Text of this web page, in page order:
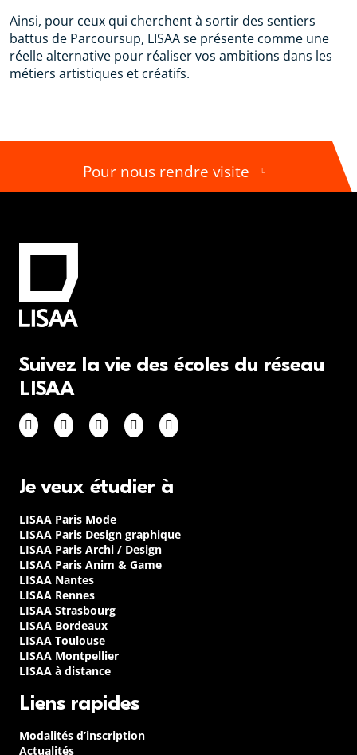
Ainsi, pour ceux qui cherchent à sortir des sentiers
battus de Parcoursup, LISAA se présente comme une
réelle alternative pour réaliser vos ambitions dans les
métiers artistiques et créatifs.
Pour nous rendre visite
Suivez la vie des écoles du réseau
LISAA
Je veux étudier à
LISAA Paris Mode
LISAA Paris Design graphique
LISAA Paris Archi / Design
LISAA Paris Anim & Game
LISAA Nantes
LISAA Rennes
LISAA Strasbourg
LISAA Bordeaux
LISAA Toulouse
LISAA Montpellier
LISAA à distance
Liens rapides
Modalités d’inscription
Actualités